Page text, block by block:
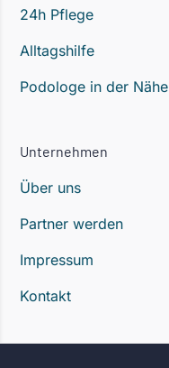
24h Pflege
Alltagshilfe
Podologe in der Nähe
Unternehmen
Über uns
Partner werden
Impressum
Kontakt